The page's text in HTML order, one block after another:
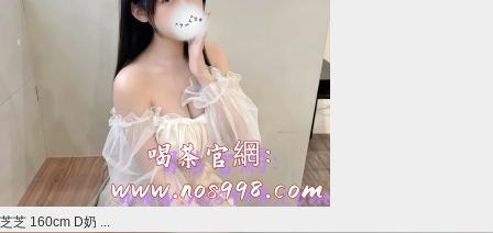
芝芝 160cm D奶 ...